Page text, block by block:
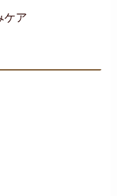
ケア